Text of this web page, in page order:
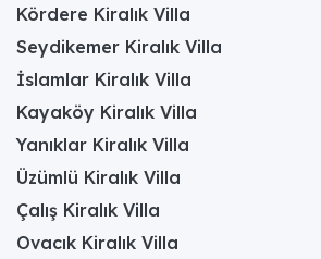
Kördere Kiralık Villa
Seydikemer Kiralık Villa
İslamlar Kiralık Villa
Kayaköy Kiralık Villa
Yanıklar Kiralık Villa
Üzümlü Kiralık Villa
Çalış Kiralık Villa
Ovacık Kiralık Villa